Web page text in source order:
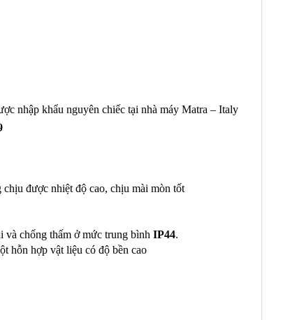
nhập khẩu nguyên chiếc tại nhà máy Matra – Italy
chịu được nhiệt độ cao, chịu mài mòn tốt
và chống thấm ở mức trung bìnhIP44.
hỗn hợp vật liệu có độ bền cao